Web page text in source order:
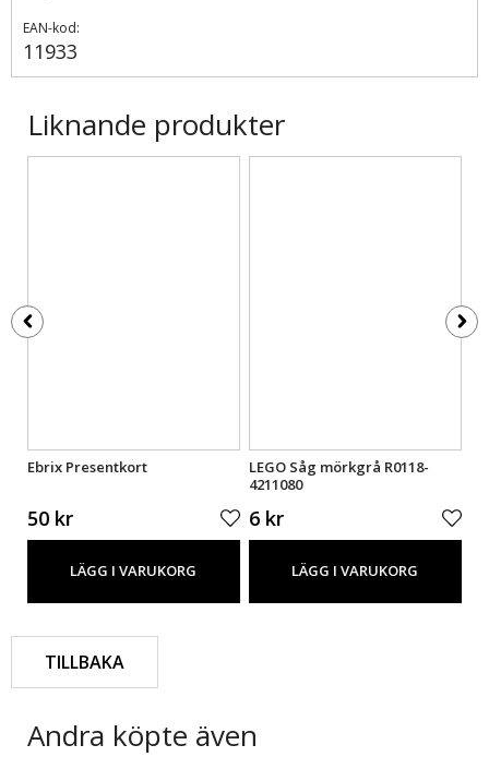
EAN-kod:
11933
Liknande produkter
Ebrix Presentkort
50 kr
LÄGG I VARUKORG
LEGO Såg mörkgrå R0118-
4211080
6 kr
LÄGG I VARUKORG
TILLBAKA
Andra köpte även